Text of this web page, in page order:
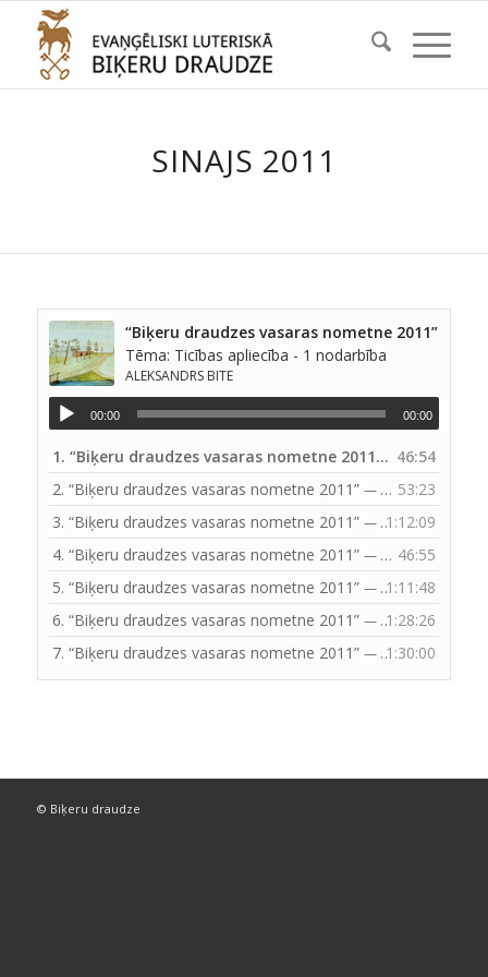
SINAJS 2011
“Biķeru draudzes vasaras nometne 2011”
Tēma: Ticības apliecība - 1 nodarbība
ALEKSANDRS BITE
00:00 00:00
1. “Biķeru draudzes vasaras nometne 2011” — ALEKSANDRS
46:54
2. “Biķeru draudzes vasaras nometne 2011” — ALEKSANDRS BITE
53:23
3. “Biķeru draudzes vasaras nometne 2011” — ALEKSANDRS BITE 1:12:09
4. “Biķeru draudzes vasaras nometne 2011” — ALEKSANDRS BITE
46:55
5. “Biķeru draudzes vasaras nometne 2011” — ALEKSANDRS BITE 1:11:48
6. “Biķeru draudzes vasaras nometne 2011” — ALEKSANDRS BITE 1:28:26
7. “Biķeru draudzes vasaras nometne 2011” — ALEKSANDRS BITE 1:30:00
© Biķeru draudze